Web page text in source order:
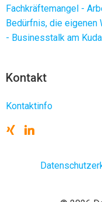
Fachkräftemangel -
Bedürfnis, die eigenen
- Businesstalk am
Kontakt
Kontaktinfo